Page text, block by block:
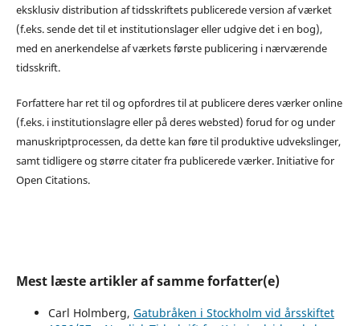
eksklusiv distribution af tidsskriftets publicerede version af værket
(f.eks. sende det til et institutionslager eller udgive det i en bog),
med en anerkendelse af værkets første publicering i nærværende
tidsskrift.
Forfattere har ret til og opfordres til at publicere deres værker online
(f.eks. i institutionslagre eller på deres websted) forud for og under
manuskriptprocessen, da dette kan føre til produktive udvekslinger,
samt tidligere og større citater fra publicerede værker. Initiative for
Open Citations.
Mest læste artikler af samme forfatter(e)
Carl Holmberg, Gatubråken i Stockholm vid årsskiftet